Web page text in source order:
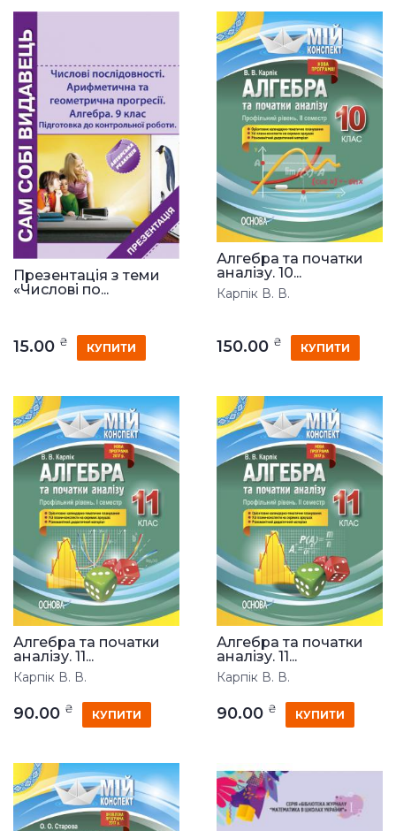
Презентація з теми
«Числові по...
15.00 ₴ КУПИТИ
Алгебра та початки
аналізу. 10...
Карпік В. В.
150.00 ₴ КУПИТИ
Алгебра та початки
аналізу. 11...
Карпік В. В.
90.00 ₴ КУПИТИ
Алгебра та початки
аналізу. 11...
Карпік В. В.
90.00 ₴ КУПИТИ